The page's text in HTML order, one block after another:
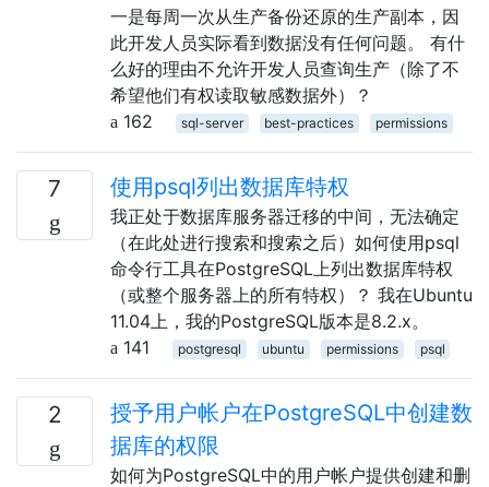
一是每周一次从生产备份还原的生产副本，因
此开发人员实际看到数据没有任何问题。 有什
么好的理由不允许开发人员查询生产（除了不
希望他们有权读取敏感数据外）？
162
sql-server best-practices permissions
7 使用psql列出数据库特权
我正处于数据库服务器迁移的中间，无法确定
（在此处进行搜索和搜索之后）如何使用psql
命令行工具在PostgreSQL上列出数据库特权
（或整个服务器上的所有特权）？ 我在Ubuntu
11.04上，我的PostgreSQL版本是8.2.x。
141
postgresql ubuntu permissions psql
2
授予用户帐户在PostgreSQL中创建数
据库的权限
如何为PostgreSQL中的用户帐户提供创建和删